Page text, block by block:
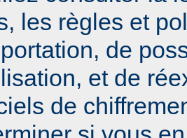
les règles et
de
et de
de